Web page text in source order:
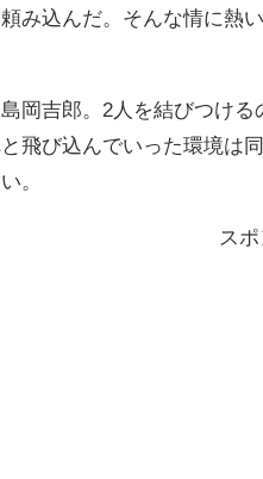
み込んだ。そんな情に熱
岡吉郎。2人を結びつける
飛び込んでいった環境は
。
ス